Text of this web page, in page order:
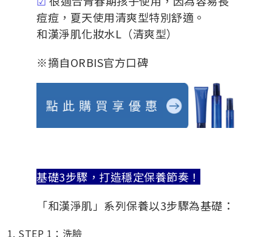
痘痘，夏天使用清爽型特別舒適。
和漢淨肌化妝水L（清爽型）
※摘自ORBIS官方口碑
基礎3步驟，打造穩定保養節奏！
「和漢淨肌」系列保養以3步驟為基礎：
STEP 1：洗臉